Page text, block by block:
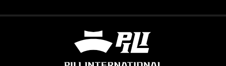
霹靂國際多媒體股份有限公司 PILI